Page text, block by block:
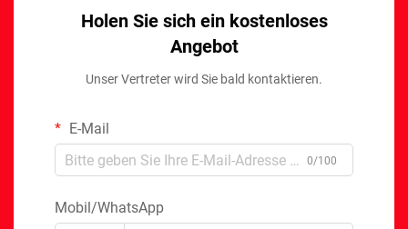
Holen Sie sich ein kostenloses
Angebot
Unser Vertreter wird Sie bald kontaktieren.
E-Mail
0/100
Mobil/WhatsApp